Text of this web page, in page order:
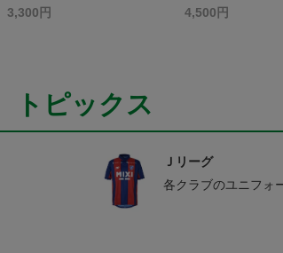
3,300円 4,500円
トピックス
Ｊリーグ
各クラブのユニフォ